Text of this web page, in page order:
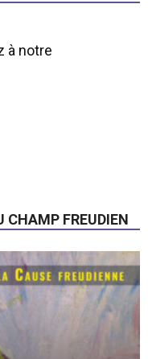
à notre
CHAMP FREUDIEN